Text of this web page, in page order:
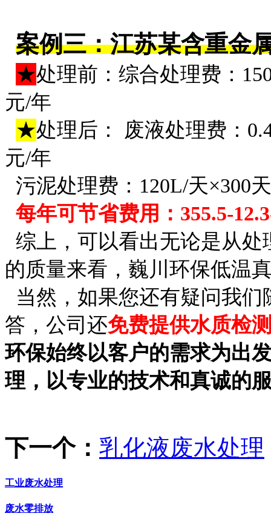
案例三：江苏某含重金
★处理前：综合处理费：
元/年
★处理后： 废液处理费：
元/年
污泥处理费：120L/天×300
每年可节省费用：355.5-
综上，可以看出无论是从
的质量来看，巍川环保低温
当然，如果您还有疑问我
答，公司还免费提供水质检
环保始终以客户的需求为出
理，以专业的技术和真诚的
下一个： 乳化液废水处理
工业废水处理
废水零排放